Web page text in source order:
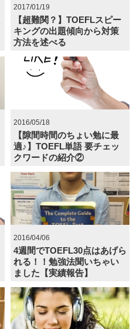
2017/01/19
【超難関？】TOEFLスピー
キングの出題傾向から対策
方法を述べる
2016/05/18
【隙間時間のちょい勉に最
適♪】TOEFL単語 要チェッ
クワードの紹介②
2016/04/06
4週間でTOEFL30点はあげら
れる！！勉強法聞いちゃい
ました【実績報告】